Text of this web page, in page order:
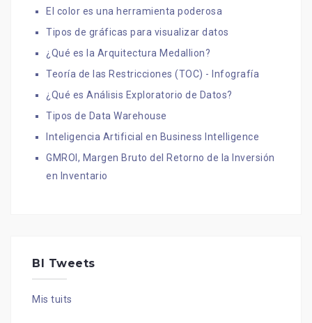
El color es una herramienta poderosa
Tipos de gráficas para visualizar datos
¿Qué es la Arquitectura Medallion?
Teoría de las Restricciones (TOC) - Infografía
¿Qué es Análisis Exploratorio de Datos?
Tipos de Data Warehouse
Inteligencia Artificial en Business Intelligence
GMROI, Margen Bruto del Retorno de la Inversión
en Inventario
BI Tweets
Mis tuits